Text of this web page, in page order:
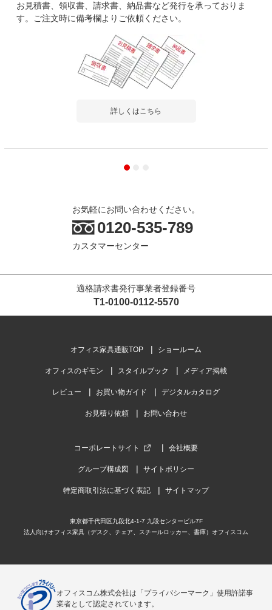
お見積書、領収書、請求書、納品書など発行を承っておりま
す。ご注文時に備考欄よりご依頼ください。
詳しくはこちら
お気軽にお問い合わせください。
0120-535-789
カスタマーセンター
適格請求書発行事業者登録番号
T1-0100-0112-5570
オフィス家具通販TOP ショールーム
オフィスのギモン スタイルブック メディア掲載
レビュー お買い物ガイド デジタルカタログ
お見積り依頼 お問い合わせ
コーポレートサイト 会社概要
グループ構成図 サイトポリシー
特定商取引法に基づく表記 サイトマップ
東京都千代田区九段北4-1-7 九段センタービル7F
法人向けオフィス家具（デスク、チェア、スチールロッカー、書庫）オフィスコム
オフィスコム株式会社は「プライバシーマーク」使用許諾事
業者として認定されています。